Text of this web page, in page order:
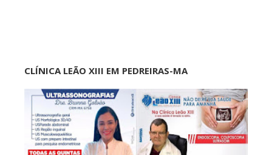
CLÍNICA LEÃO XIII EM PEDREIRAS-MA